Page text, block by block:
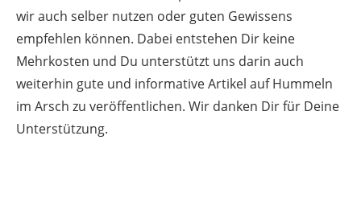
wir auch selber nutzen oder guten Gewissens
empfehlen können. Dabei entstehen Dir keine
Mehrkosten und Du unterstützt uns darin auch
weiterhin gute und informative Artikel auf Hummeln
im Arsch zu veröffentlichen. Wir danken Dir für Deine
Unterstützung.